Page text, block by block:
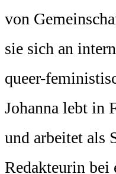
von
sie sich an
queer-
Johanna lebt in
und arbeitet als
Redakteurin